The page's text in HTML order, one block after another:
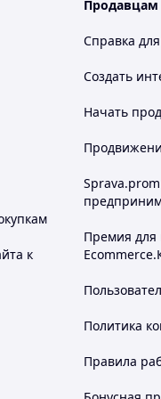
оформления заказа,
впоследствии она
к
Продавцам
Справка
Создать
Начать
Премия для
Политика
Правила